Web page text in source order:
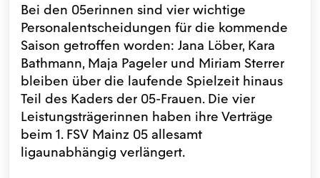
Bei den 05erinnen sind vier wichtige
Personalentscheidungen für die kommende
Saison getroffen worden: Jana Löber, Kara
Bathmann, Maja Pageler und Miriam Sterrer
bleiben über die laufende Spielzeit hinaus
Teil des Kaders der 05-Frauen. Die vier
Leistungsträgerinnen haben ihre Verträge
beim 1. FSV Mainz 05 allesamt
ligaunabhängig verlängert.